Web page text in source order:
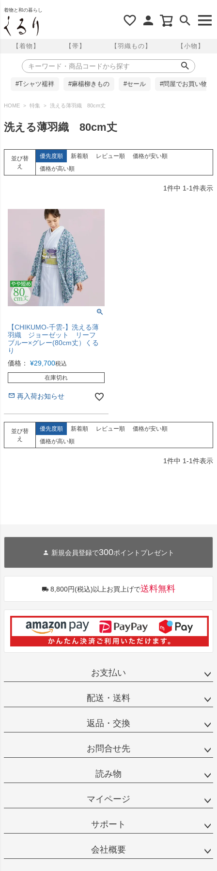
着物と和の暮らし
【着物】 【帯】 【羽織もの】 【小物】
#Tシャツ襦袢 #麻楊柳きもの #セール #問屋でお買い物
HOME 特集 洗える薄羽織 80cm丈
洗える薄羽織 80cm丈
並び替
え
優先度順 新着順 レビュー順
価格が安い順
価格が高い順
1件中 1-1件表示
【CHIKUMO-千雲-】洗える薄
羽織 ジョーゼット リーフ
ブルー×グレー(80cm丈）くる
り
価格：
¥29,700税込
在庫切れ
再入荷お知らせ
並び替
え
優先度順 新着順 レビュー順
価格が安い順
価格が高い順
1件中 1-1件表示
新規会員登録で300ポイントプレゼント
8,800円(税込)以上お買上げで送料無料
お支払い
配送・送料
返品・交換
お問合せ先
読み物
マイページ
サポート
会社概要